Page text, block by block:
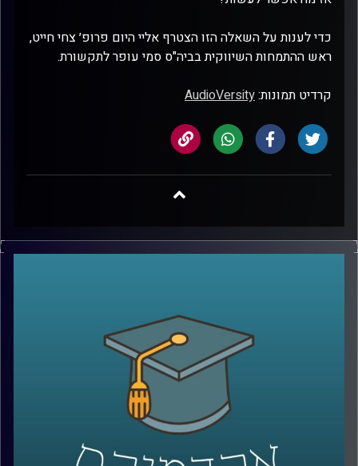
כדי לענות על השאלה הזו הצטרף אליי היום פרופ׳ צחי חייט,
ראש ההתמחות השיווקית בביה"ס סמי עופר לתקשורת.
קרדיט תמונות:AudioVersity